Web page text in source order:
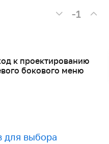
-1
к проектированию
бокового меню
для выбора